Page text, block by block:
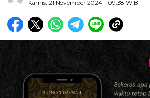
Kamis, 21 November 2024 - 09:38 WIB